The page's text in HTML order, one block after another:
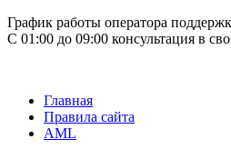
График работы оператора
С 01:00 до 09:00 консультация в
Главная
Правила сайта
AML